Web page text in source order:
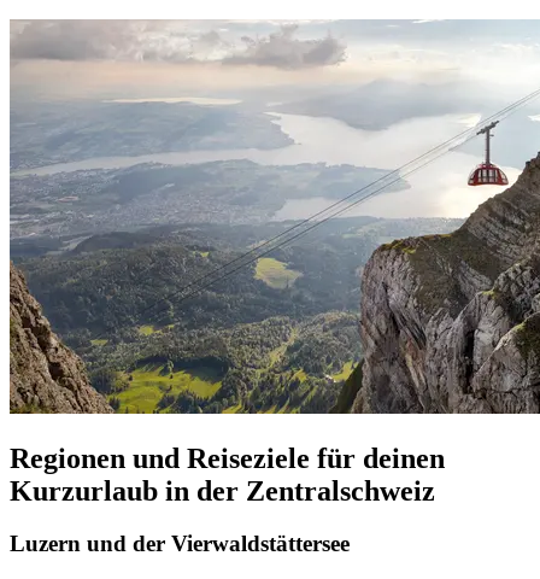
Regionen und Reiseziele für deinen
Kurzurlaub in der Zentralschweiz
Luzern und der Vierwaldstättersee